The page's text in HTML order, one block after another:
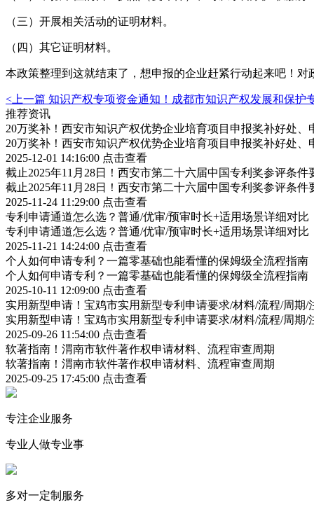
（三）开展相关活动的证明材料。
（四）其它证明材料。
本政策整理到这就结束了，想申报的企业赶紧行动起来吧！
<上一篇 知识产权专项资金通知！成都市知识产权发展和保护
推荐资讯
20万奖补！西安市知识产权优势企业培育项目申报奖补好处、
20万奖补！西安市知识产权优势企业培育项目申报奖补好处、
2025-12-01 14:16:00 点击查看
截止2025年11月28日！西安市第二十六届中国专利奖参评条
截止2025年11月28日！西安市第二十六届中国专利奖参评条
2025-11-24 11:29:00 点击查看
专利申请通道怎么选？普通/优审/预审时长+适用场景详细对比
专利申请通道怎么选？普通/优审/预审时长+适用场景详细对比
2025-11-21 14:24:00 点击查看
个人如何申请专利？一篇零基础也能看懂的保姆级全流程指南
个人如何申请专利？一篇零基础也能看懂的保姆级全流程指南
2025-10-11 12:09:00 点击查看
实用新型申请！宝鸡市实用新型专利申请要求/材料/流程/周期/
实用新型申请！宝鸡市实用新型专利申请要求/材料/流程/周期/
2025-09-26 11:54:00 点击查看
软著指南！渭南市软件著作权申请材料、流程审查周期
软著指南！渭南市软件著作权申请材料、流程审查周期
2025-09-25 17:45:00 点击查看
专注企业服务
专业人做专业事
多对一定制服务